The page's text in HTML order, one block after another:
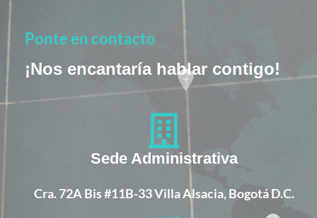
Ponte en contacto
¡Nos encantaría hablar contigo!
Sede Administrativa
Cra. 72A Bis #11B-33 Villa Alsacia, Bogotá D.C.